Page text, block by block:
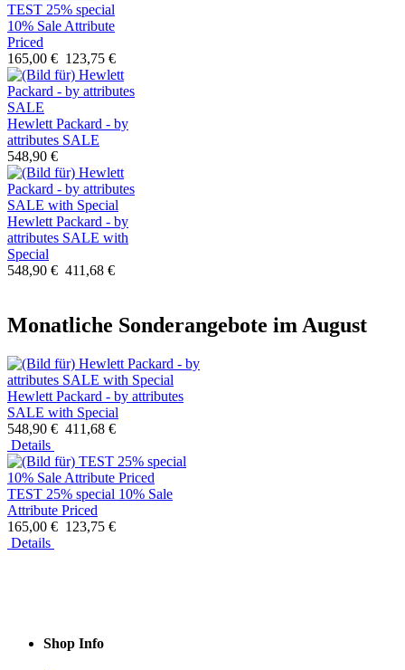
TEST 25% special
10% Sale Attribute
Priced
165,00 € 123,75 €
Hewlett Packard - by
attributes SALE
548,90 €
Hewlett Packard - by
attributes SALE with
Special
548,90 € 411,68 €
Monatliche Sonderangebote im August
Hewlett Packard - by attributes
SALE with Special
548,90 € 411,68 €
Details
TEST 25% special 10% Sale
Attribute Priced
165,00 € 123,75 €
Details
Shop Info